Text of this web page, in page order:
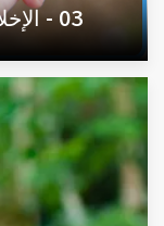
03 - الإخلاص 1 الإخلاص بشكل عملي